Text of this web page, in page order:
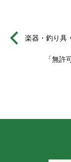
楽器・釣り具
「無